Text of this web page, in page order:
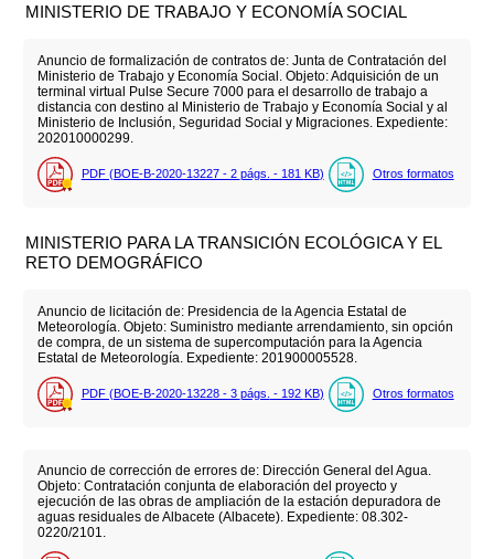
MINISTERIO DE TRABAJO Y ECONOMÍA SOCIAL
Anuncio de formalización de contratos de: Junta de Contratación del
Ministerio de Trabajo y Economía Social. Objeto: Adquisición de un
terminal virtual Pulse Secure 7000 para el desarrollo de trabajo a
distancia con destino al Ministerio de Trabajo y Economía Social y al
Ministerio de Inclusión, Seguridad Social y Migraciones. Expediente:
202010000299.
PDF (BOE-B-2020-13227 - 2 págs. - 181 KB) Otros formatos
MINISTERIO PARA LA TRANSICIÓN ECOLÓGICA Y EL
RETO DEMOGRÁFICO
Anuncio de licitación de: Presidencia de la Agencia Estatal de
Meteorología. Objeto: Suministro mediante arrendamiento, sin opción
de compra, de un sistema de supercomputación para la Agencia
Estatal de Meteorología. Expediente: 201900005528.
PDF (BOE-B-2020-13228 - 3 págs. - 192 KB) Otros formatos
Anuncio de corrección de errores de: Dirección General del Agua.
Objeto: Contratación conjunta de elaboración del proyecto y
ejecución de las obras de ampliación de la estación depuradora de
aguas residuales de Albacete (Albacete). Expediente: 08.302-
0220/2101.